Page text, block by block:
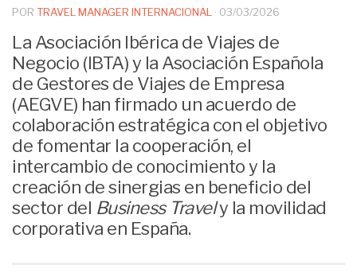
POR TRAVEL MANAGER INTERNACIONAL · 03/03/2026
La Asociación Ibérica de Viajes de
Negocio (IBTA) y la Asociación Española
de Gestores de Viajes de Empresa
(AEGVE) han firmado un acuerdo de
colaboración estratégica con el objetivo
de fomentar la cooperación, el
intercambio de conocimiento y la
creación de sinergias en beneficio del
sector del Business Travely la movilidad
corporativa en España.